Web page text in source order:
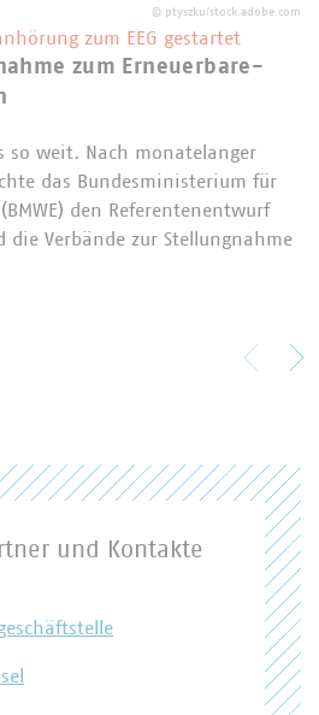
© ptyszku/stock.adobe.com
zum EEG gestartet
zum Erneuerbare-
so weit. Nach monatelanger
das Bundesministerium für
den Referentenentwurf
die Verbände zur Stellungnahme
und Kontakte